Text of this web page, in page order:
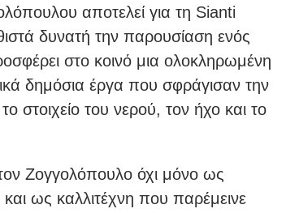
αποτελεί για τη Sianti
δυνατή την παρουσίαση ενός
στο κοινό μια ολοκληρωμένη
δημόσια έργα που σφράγισαν την
στοιχείο του νερού, τον ήχο και το
Ζογγολόπουλο όχι μόνο ως
ως καλλιτέχνη που παρέμεινε